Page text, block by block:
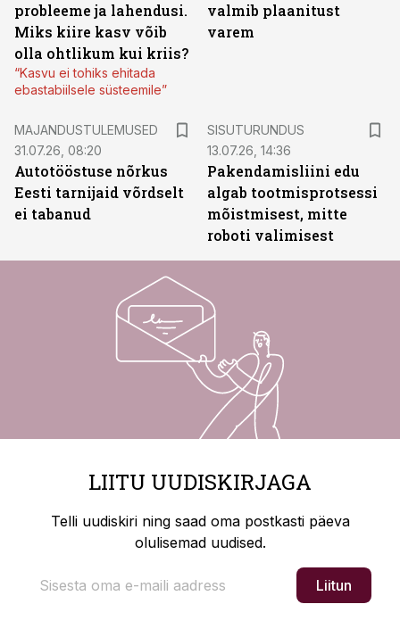
probleeme ja lahendusi.
Miks kiire kasv võib
olla ohtlikum kui kriis?
“Kasvu ei tohiks ehitada
ebastabiilsele süsteemile”
valmib plaanitust
varem
MAJANDUSTULEMUSED
31.07.26, 08:20
Autotööstuse nõrkus
Eesti tarnijaid võrdselt
ei tabanud
SISUTURUNDUS
13.07.26, 14:36
Pakendamisliini edu
algab tootmisprotsessi
mõistmisest, mitte
roboti valimisest
LIITU UUDISKIRJAGA
Telli uudiskiri ning saad oma postkasti päeva
olulisemad uudised.
Liitun